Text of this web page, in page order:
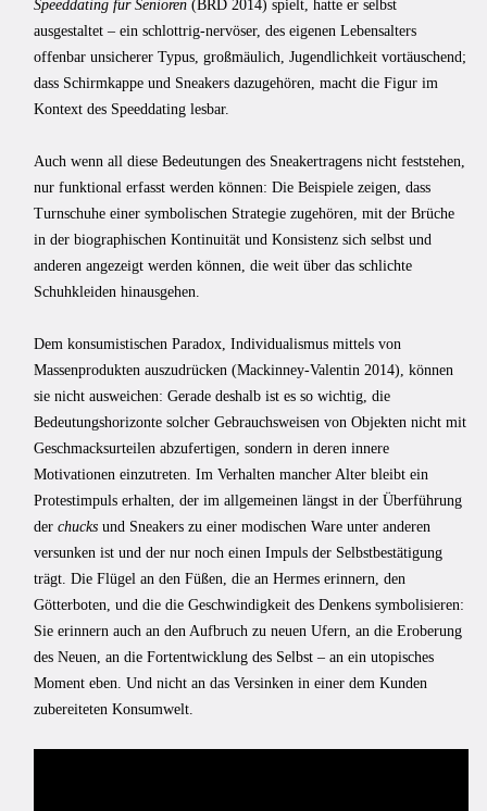
Speeddating für Senioren (BRD 2014) spielt, hatte er selbst
ausgestaltet – ein schlottrig-nervöser, des eigenen Lebensalters
offenbar unsicherer Typus, großmäulich, Jugendlichkeit vortäuschend;
dass Schirmkappe und Sneakers dazugehören, macht die Figur im
Kontext des Speeddating lesbar.
Auch wenn all diese Bedeutungen des Sneakertragens nicht feststehen,
nur funktional erfasst werden können: Die Beispiele zeigen, dass
Turnschuhe einer symbolischen Strategie zugehören, mit der Brüche
in der biographischen Kontinuität und Konsistenz sich selbst und
anderen angezeigt werden können, die weit über das schlichte
Schuhkleiden hinausgehen.
Dem konsumistischen Paradox, Individualismus mittels von
Massenprodukten auszudrücken (Mackinney-Valentin 2014), können
sie nicht ausweichen: Gerade deshalb ist es so wichtig, die
Bedeutungshorizonte solcher Gebrauchsweisen von Objekten nicht mit
Geschmacksurteilen abzufertigen, sondern in deren innere
Motivationen einzutreten. Im Verhalten mancher Alter bleibt ein
Protestimpuls erhalten, der im allgemeinen längst in der Überführung
der chucks und Sneakers zu einer modischen Ware unter anderen
versunken ist und der nur noch einen Impuls der Selbstbestätigung
trägt. Die Flügel an den Füßen, die an Hermes erinnern, den
Götterboten, und die die Geschwindigkeit des Denkens symbolisieren:
Sie erinnern auch an den Aufbruch zu neuen Ufern, an die Eroberung
des Neuen, an die Fortentwicklung des Selbst – an ein utopisches
Moment eben. Und nicht an das Versinken in einer dem Kunden
zubereiteten Konsumwelt.